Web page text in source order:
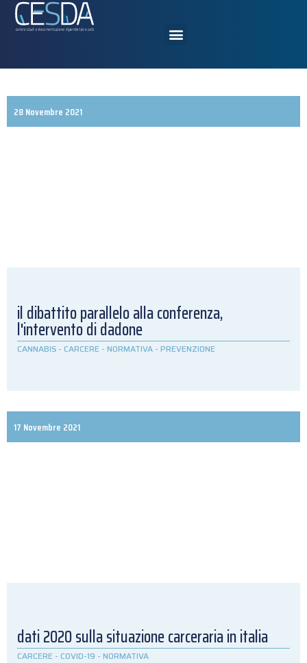
28 Novembre 2021
il dibattito parallelo alla conferenza,
l'intervento di dadone
CANNABIS - CARCERE - NORMATIVA - PREVENZIONE
17 Novembre 2021
dati 2020 sulla situazione carceraria in italia
CARCERE - COVID-19 - NORMATIVA